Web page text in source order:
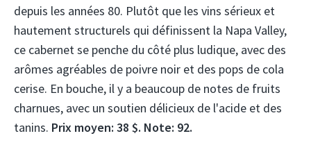
depuis les années 80. Plutôt que les vins sérieux et
hautement structurels qui définissent la Napa Valley,
ce cabernet se penche du côté plus ludique, avec des
arômes agréables de poivre noir et des pops de cola
cerise. En bouche, il y a beaucoup de notes de fruits
charnues, avec un soutien délicieux de l'acide et des
tanins. Prix ​​moyen: 38 $. Note: 92.